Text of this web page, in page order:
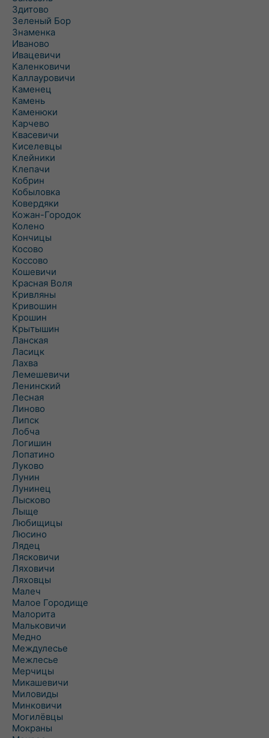
Здитово
Зеленый Бор
Знаменка
Иваново
Ивацевичи
Каленковичи
Каллауровичи
Каменец
Камень
Каменюки
Карчево
Квасевичи
Киселевцы
Клейники
Клепачи
Кобрин
Кобыловка
Ковердяки
Кожан-Городок
Колено
Кончицы
Косово
Коссово
Кошевичи
Красная Воля
Кривляны
Кривошин
Крошин
Крытышин
Ланская
Ласицк
Лахва
Лемешевичи
Ленинский
Лесная
Линово
Липск
Лобча
Логишин
Лопатино
Луково
Лунин
Лунинец
Лысково
Лыще
Любищицы
Люсино
Лядец
Лясковичи
Ляховичи
Ляховцы
Малеч
Малое Городище
Малорита
Мальковичи
Медно
Междулесье
Межлесье
Мерчицы
Микашевичи
Миловиды
Минковичи
Могилёвцы
Мокраны